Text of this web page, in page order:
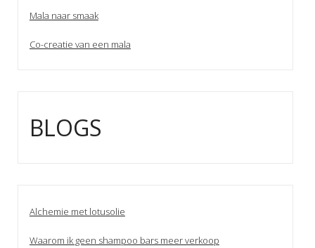
Mala naar smaak
Co-creatie van een mala
BLOGS
Alchemie met lotusolie
Waarom ik geen shampoo bars meer verkoop